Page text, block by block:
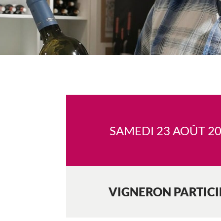
SAMEDI 23 AOÛT
VIGNERON